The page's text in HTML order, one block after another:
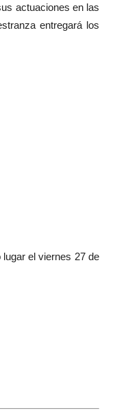
actuaciones en las
entregará los
lugar el viernes 27 de